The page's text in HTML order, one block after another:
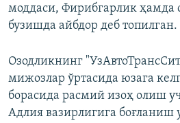
моддаси, Фирибгарлик ҳамда
бузишда айбдор деб топилган.
Озодликнинг
мижозлар ўртасида юзага
борасида расмий изоҳ олиш
Адлия вазирлигига